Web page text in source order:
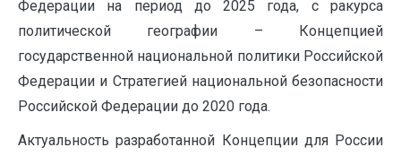
Федерации на период до 2025 года, с ракурса
политической географии – Концепцией
государственной национальной политики Российской
Федерации и Стратегией национальной безопасности
Российской Федерации до 2020 года.
Актуальность разработанной Концепции для России